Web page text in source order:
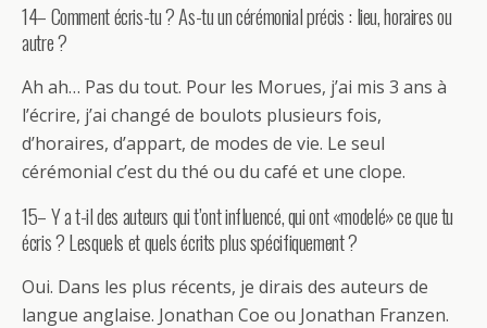
14– Comment écris-tu ? As-tu un cérémonial précis : lieu, horaires ou
autre ?
Ah ah… Pas du tout. Pour les Morues, j’ai mis 3 ans à
l’écrire, j’ai changé de boulots plusieurs fois,
d’horaires, d’appart, de modes de vie. Le seul
cérémonial c’est du thé ou du café et une clope.
15– Y a t-il des auteurs qui t’ont influencé, qui ont «modelé» ce que tu
écris ? Lesquels et quels écrits plus spécifiquement ?
Oui. Dans les plus récents, je dirais des auteurs de
langue anglaise. Jonathan Coe ou Jonathan Franzen.